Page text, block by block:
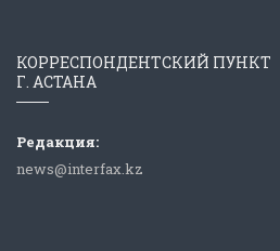
КОРРЕСПОНДЕНТСКИЙ ПУНКТ
Г. АСТАНА
Редакция:
news@interfax.kz